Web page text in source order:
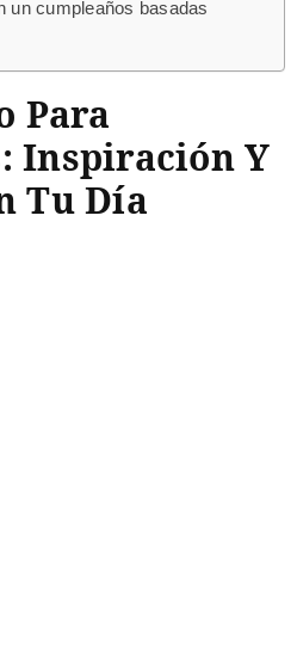
un cumpleaños basadas
Para
Inspiración Y
Tu Día